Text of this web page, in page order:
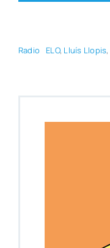
Radio ELO, Lluís Llo­pis,